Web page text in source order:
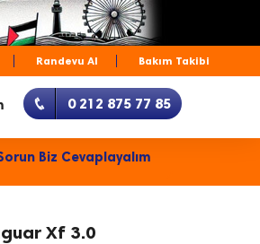
Randevu Al Bakım Takibi
0 212 875 77 85
Biz Cevaplayalım
Xf 3.0